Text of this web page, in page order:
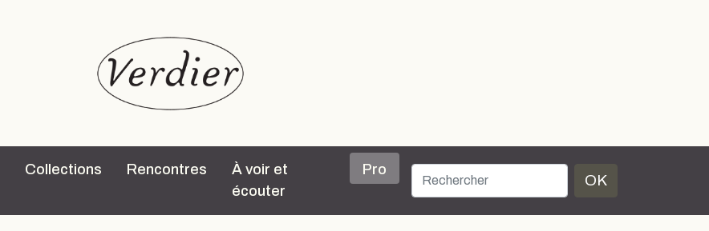
Collections Rencontres
À voir et
écouter
Pro
OK